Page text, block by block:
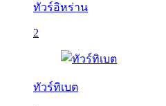
ทัวร์อิหร่าน
2
ทัวร์ทิเบต